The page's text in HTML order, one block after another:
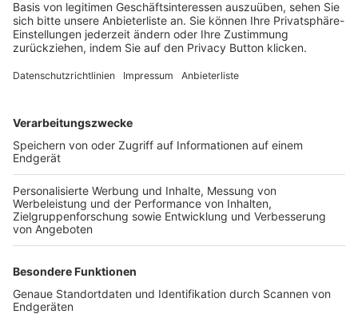
Login SpielPlus
FOLGE DEM BFV
TOP-VEREINE
TOP-PARTNER